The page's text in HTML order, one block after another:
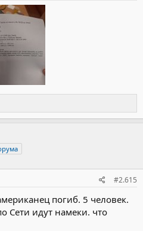
#2.615
погиб. 5 человек.
Сети идут намеки. что